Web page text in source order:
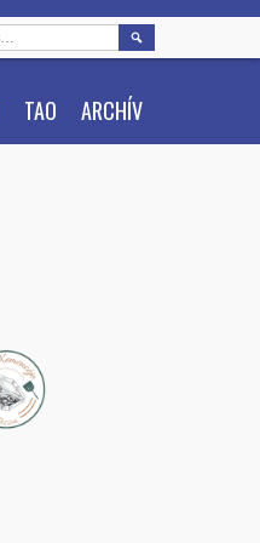
TAO ARCHÍV
KERESÉS: